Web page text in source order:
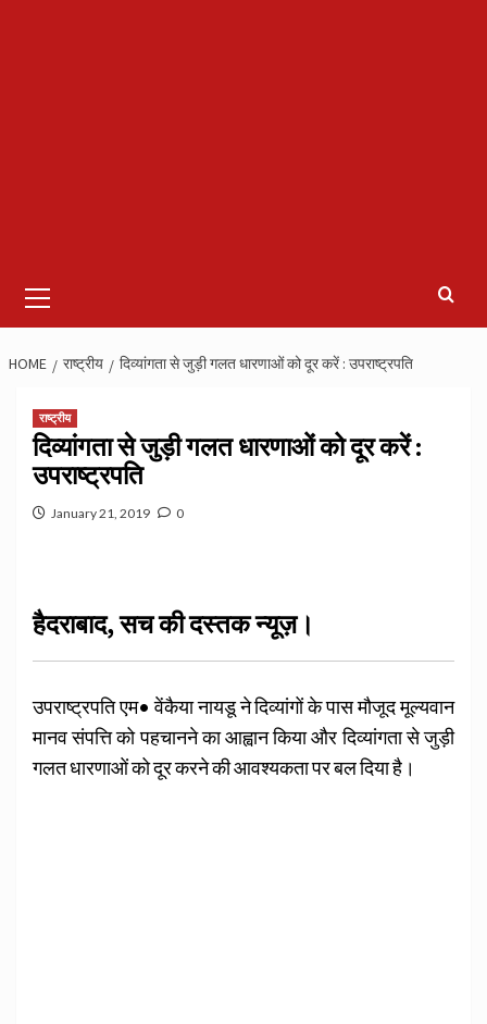
Menu
HOME राष्ट्रीय दिव्यांगता से जुड़ी गलत धारणाओं को दूर करें : उपराष्ट्रपति
राष्ट्रीय
दिव्यांगता से जुड़ी गलत धारणाओं को दूर करें :
उपराष्ट्रपति
January 21, 2019 0
हैदराबाद, सच की दस्तक न्यूज़।
उपराष्ट्रपति एम• वेंकैया नायडू ने दिव्यांगों के पास मौजूद मूल्यवान
मानव संपत्ति को पहचानने का आह्वान किया और दिव्यांगता से जुड़ी
गलत धारणाओं को दूर करने की आवश्यकता पर बल दिया है।